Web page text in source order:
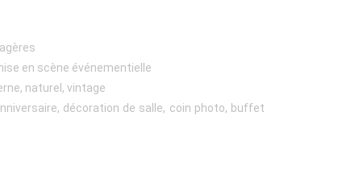
en scène événementielle
naturel, vintage
décoration de salle, coin photo, buffet